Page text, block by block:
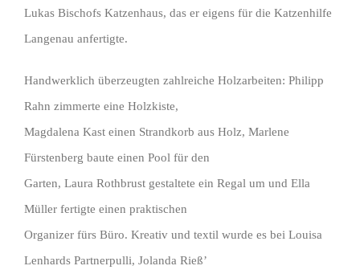
Lukas Bischofs Katzenhaus, das er eigens für die Katzenhilfe
Langenau anfertigte.
Handwerklich überzeugten zahlreiche Holzarbeiten: Philipp
Rahn zimmerte eine Holzkiste,
Magdalena Kast einen Strandkorb aus Holz, Marlene
Fürstenberg baute einen Pool für den
Garten, Laura Rothbrust gestaltete ein Regal um und Ella
Müller fertigte einen praktischen
Organizer fürs Büro. Kreativ und textil wurde es bei Louisa
Lenhards Partnerpulli, Jolanda Rieß’